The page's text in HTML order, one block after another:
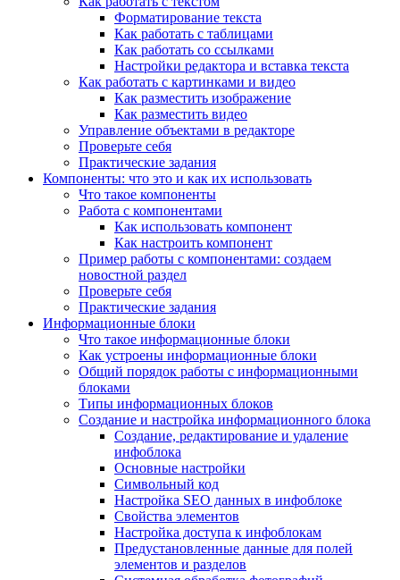
Форматирование текста
Как работать с таблицами
Как работать со ссылками
Настройки редактора и вставка текста
Как работать с картинками и видео
Как разместить изображение
Как разместить видео
Управление объектами в редакторе
Проверьте себя
Практические задания
Компоненты: что это и как их использовать
Что такое компоненты
Работа с компонентами
Как использовать компонент
Как настроить компонент
Пример работы с компонентами: создаем
новостной раздел
Проверьте себя
Практические задания
Информационные блоки
Что такое информационные блоки
Как устроены информационные блоки
Общий порядок работы с информационными
блоками
Типы информационных блоков
Создание и настройка информационного блока
Создание, редактирование и удаление
инфоблока
Основные настройки
Символьный код
Настройка SEO данных в инфоблоке
Свойства элементов
Настройка доступа к инфоблокам
Предустановленные данные для полей
элементов и разделов